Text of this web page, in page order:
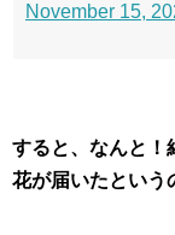
November 15,
すると、なんと！
花が届いたという